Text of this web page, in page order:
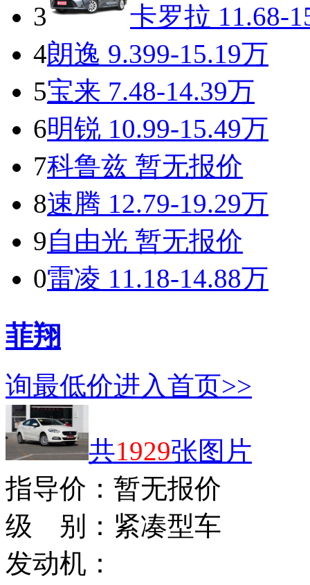
3 卡罗拉 11.68-
4朗逸 9.399-15.19万
5宝来 7.48-14.39万
6明锐 10.99-15.49万
7科鲁兹 暂无报价
8速腾 12.79-19.29万
9自由光 暂无报价
0雷凌 11.18-14.88万
菲翔
询最低价进入首页>>
共1929张图片
指导价： 暂无报价
级 别： 紧凑型车
发动机：